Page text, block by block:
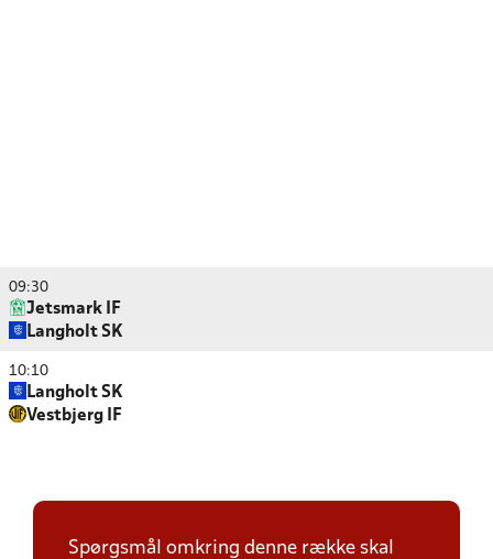
09:30
Jetsmark IF
Langholt SK
10:10
Langholt SK
Vestbjerg IF
Spørgsmål omkring denne række skal